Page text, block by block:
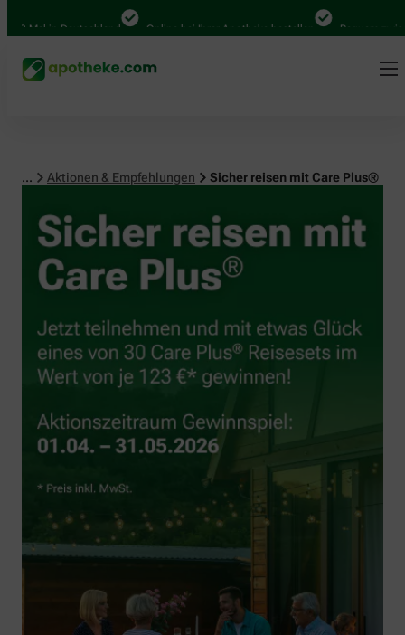
in Deutschland Online bei Ihrer Apotheke bestellen Bequem
... Aktionen & Empfehlungen Sicher reisen mit Care Plus®